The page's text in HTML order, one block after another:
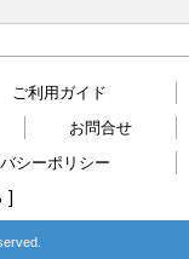
ご利用ガイド
お問合せ
シーポリシー
]